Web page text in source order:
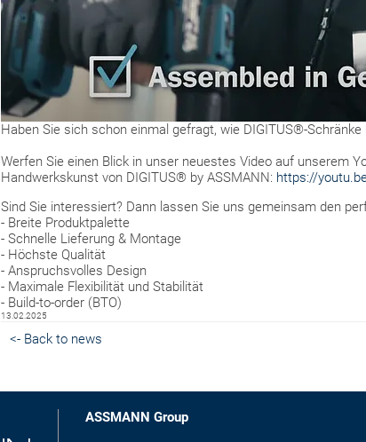
Haben Sie sich schon einmal gefragt, wie DIGITUS®-
Werfen Sie einen Blick in unser neuestes Video auf unserem
Handwerkskunst von DIGITUS® by ASSMANN: https://
Sind Sie interessiert? Dann lassen Sie uns gemeinsam den
- Breite Produktpalette
- Schnelle Lieferung & Montage
- Höchste Qualität
- Anspruchsvolles Design
- Maximale Flexibilität und Stabilität
- Build-to-order (BTO)
13.02.2025
<- Back to news
ASSMANN Group